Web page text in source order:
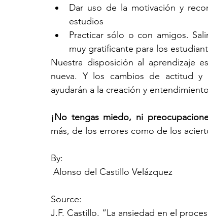
Dar uso de la motivación y
estudios
Practicar sólo o con amigos.
muy gratificante para los
Nuestra disposición al aprendizaje
nueva. Y los cambios de actitud y
ayudarán a la creación y
¡No tengas miedo, ni
más, de los errores como de los
By:
Alonso del Castillo Velázquez
Source:
J.F. Castillo. “La ansiedad en el